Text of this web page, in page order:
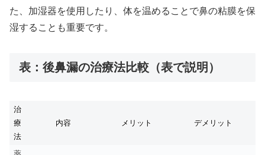
た、加湿器を使用したり、体を温めることで鼻の粘膜を保
湿することも重要です。
表：後鼻漏の治療法比較（表で説明）
治
療
法
内容 メリット デメリット